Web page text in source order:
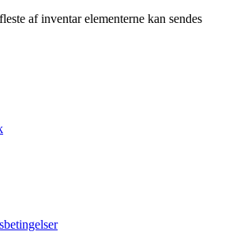
af inventar elementerne kan sendes